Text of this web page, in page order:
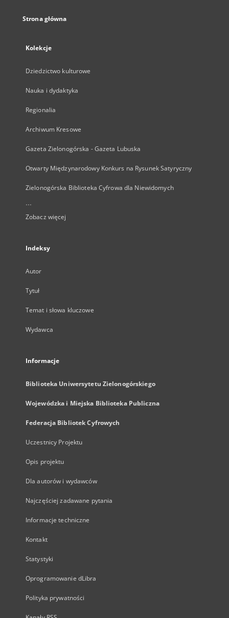
Strona główna
Kolekcje
Dziedzictwo kulturowe
Nauka i dydaktyka
Regionalia
Archiwum Kresowe
Gazeta Zielonogórska - Gazeta Lubuska
Otwarty Międzynarodowy Konkurs na Rysunek Satyryczny
Zielonogórska Biblioteka Cyfrowa dla Niewidomych
...
Zobacz więcej
Indeksy
Autor
Tytuł
Temat i słowa kluczowe
Wydawca
Informacje
Biblioteka Uniwersytetu Zielonogórskiego
Wojewódzka i Miejska Biblioteka Publiczna
Federacja Bibliotek Cyfrowych
Uczestnicy Projektu
Opis projektu
Dla autorów i wydawców
Najczęściej zadawane pytania
Informacje techniczne
Kontakt
Statystyki
Oprogramowanie dLibra
Polityka prywatności